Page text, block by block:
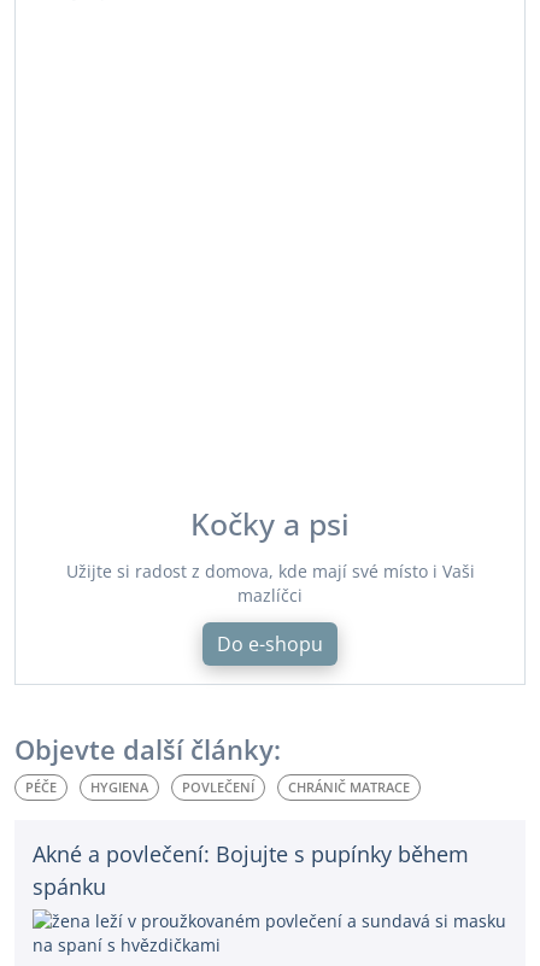
Kočky a psi
Užijte si radost z domova, kde mají své místo i Vaši
mazlíčci
Do e-shopu
Objevte další články:
PÉČE HYGIENA POVLEČENÍ CHRÁNIČ MATRACE
Akné a povlečení: Bojujte s pupínky během
spánku